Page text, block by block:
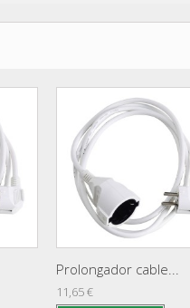
Prolongador cable...
11,65 €